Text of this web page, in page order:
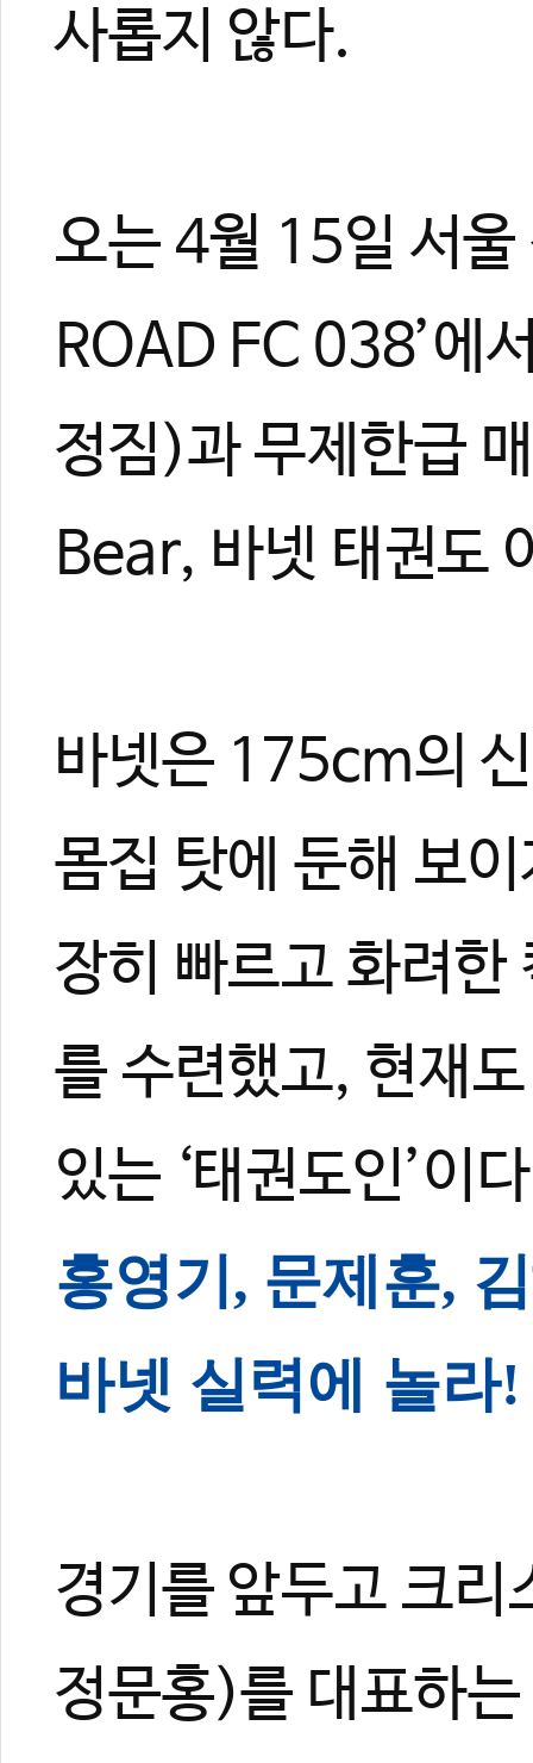
사롭지 않다.
오는 4월 15일 서
ROAD FC 038’에
정짐)과 무제한급
Bear, 바넷 태권도
바넷은 175cm의
몸집 탓에 둔해 보
장히 빠르고 화려
를 수련했고, 현재
있는 ‘태권도인’이
홍영기, 문제훈,
바넷 실력에 놀라!
경기를 앞두고 크
정문홍)를 대표하